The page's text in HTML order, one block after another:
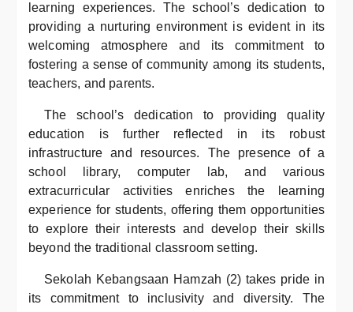
learning experiences. The school’s dedication to
providing a nurturing environment is evident in its
welcoming atmosphere and its commitment to
fostering a sense of community among its students,
teachers, and parents.
The school’s dedication to providing quality
education is further reflected in its robust
infrastructure and resources. The presence of a
school library, computer lab, and various
extracurricular activities enriches the learning
experience for students, offering them opportunities
to explore their interests and develop their skills
beyond the traditional classroom setting.
Sekolah Kebangsaan Hamzah (2) takes pride in
its commitment to inclusivity and diversity. The